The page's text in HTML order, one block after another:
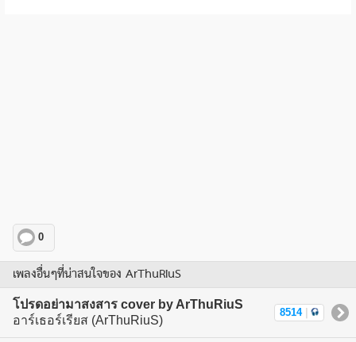
0
เพลงอื่นๆที่น่าสนใจของ ArThuRiuS
โปรดอย่ามาสงสาร cover by ArThuRiuS
อาร์เธอร์เรียส (ArThuRiuS)
8514